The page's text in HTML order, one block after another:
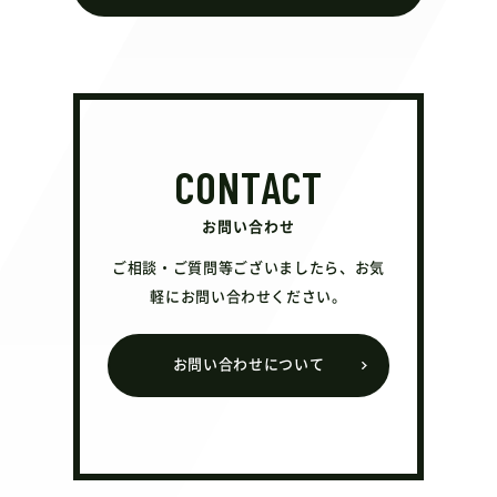
CONTACT
お問い合わせ
ご相談・ご質問等ございましたら、お気
軽にお問い合わせください。
お問い合わせについて